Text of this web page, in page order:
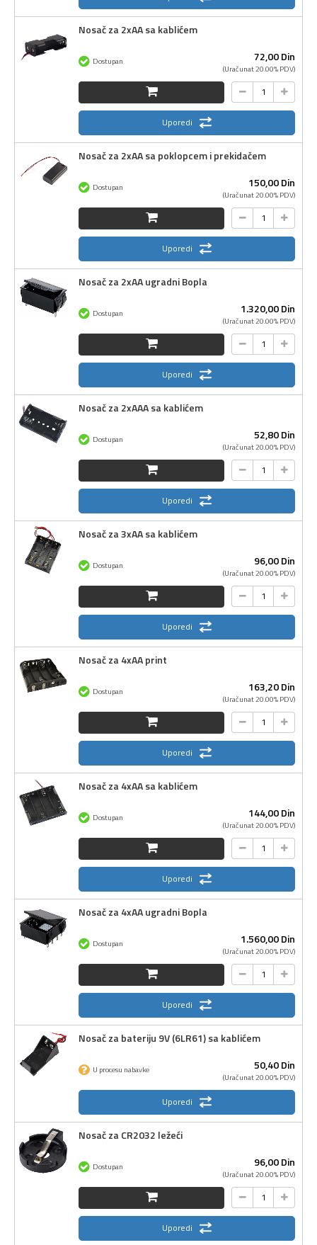
Nosač za 2xAA sa kablićem
72,00Din
(Uračunat 20.00% PDV)
Dostupan
Uporedi
Nosač za 2xAA sa poklopcem i prekidačem
150,00Din
(Uračunat 20.00% PDV)
Dostupan
Uporedi
Nosač za 2xAA ugradni Bopla
1.320,00Din
(Uračunat 20.00% PDV)
Dostupan
Uporedi
Nosač za 2xAAA sa kablićem
52,80Din
(Uračunat 20.00% PDV)
Dostupan
Uporedi
Nosač za 3xAA sa kablićem
96,00Din
(Uračunat 20.00% PDV)
Dostupan
Uporedi
Nosač za 4xAA print
163,20Din
(Uračunat 20.00% PDV)
Dostupan
Uporedi
Nosač za 4xAA sa kablićem
144,00Din
(Uračunat 20.00% PDV)
Dostupan
Uporedi
Nosač za 4xAA ugradni Bopla
1.560,00Din
(Uračunat 20.00% PDV)
Dostupan
Uporedi
Nosač za bateriju 9V (6LR61) sa kablićem
50,40Din
(Uračunat 20.00% PDV)
U procesu nabavke
Uporedi
Nosač za CR2032 ležeći
96,00Din
(Uračunat 20.00% PDV)
Dostupan
Uporedi